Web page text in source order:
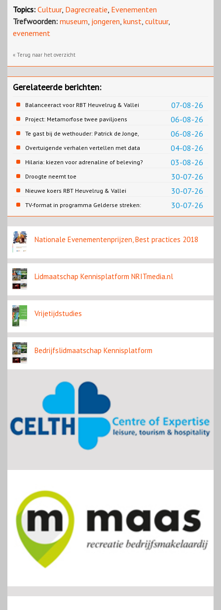
Topics: Cultuur, Dagrecreatie, Evenementen
Trefwoorden: museum, jongeren, kunst, cultuur,
evenement
« Terug naar het overzicht
Gerelateerde berichten:
07-08-26
Balanceeract voor RBT Heuvelrug & Vallei
06-08-26
Project: Metamorfose twee paviljoens
Biesbosch MuseumEiland
06-08-26
Te gast bij de wethouder: Patrick de Jonge,
Gemeente Emmen
04-08-26
Overtuigende verhalen vertellen met data
03-08-26
Hilaria: kiezen voor adrenaline of beleving?
30-07-26
Droogte neemt toe
30-07-26
Nieuwe koers RBT Heuvelrug & Vallei
zichtbaar in eerste resultaten 2026
30-07-26
TV-format in programma Gelderse streken:
Rondje Gelderland
Nationale Evenementenprijzen, Best practices 2018
Lidmaatschap Kennisplatform NRITmedia.nl
Vrijetijdstudies
Bedrijfslidmaatschap Kennisplatform